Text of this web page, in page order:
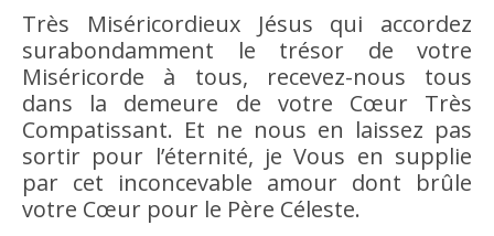
Très Miséricordieux Jésus qui accordez
surabondamment le trésor de votre
Miséricorde à tous, recevez-nous tous
dans la demeure de votre Cœur Très
Compatissant. Et ne nous en laissez pas
sortir pour l’éternité, je Vous en supplie
par cet inconcevable amour dont brûle
votre Cœur pour le Père Céleste.